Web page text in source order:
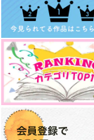
鬼太郎（ねこみみ）キ
ーホルダー
mochi mochi box
787円（税込）
鬼太郎